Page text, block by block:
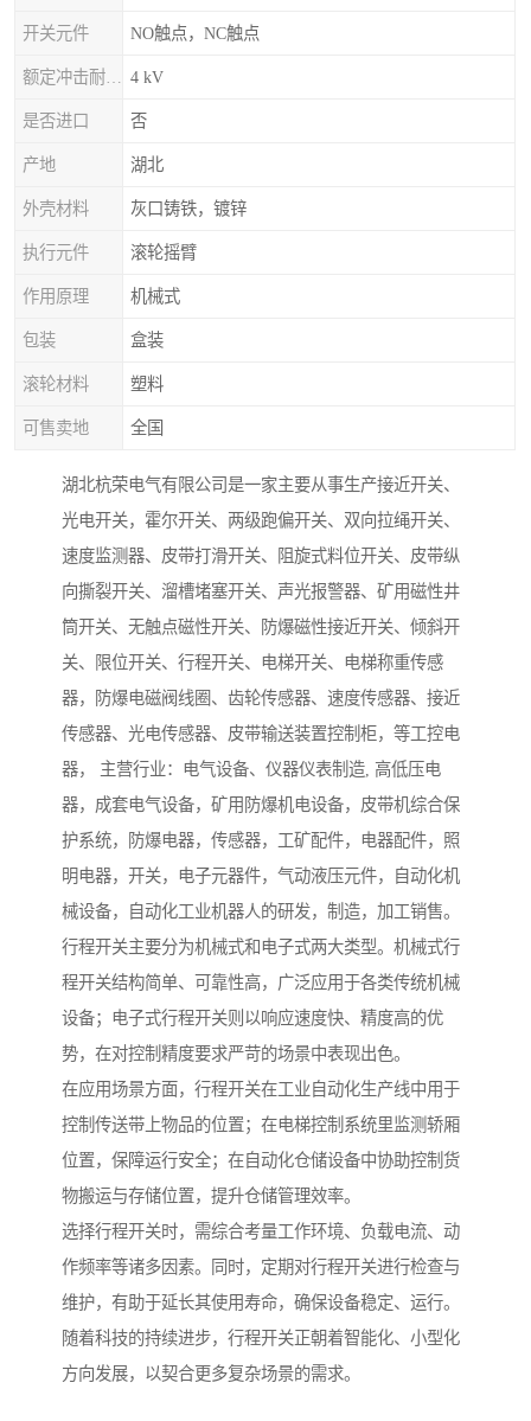
开关元件 NO触点，NC触点
4 kV
是否进口 否
产地 湖北
外壳材料 灰口铸铁，镀锌
执行元件 滚轮摇臂
作用原理 机械式
包装 盒装
滚轮材料 塑料
可售卖地 全国
湖北杭荣电气有限公司是一家主要从事生产接近开关、
光电开关，霍尔开关、两级跑偏开关、双向拉绳开关、
速度监测器、皮带打滑开关、阻旋式料位开关、皮带纵
向撕裂开关、溜槽堵塞开关、声光报警器、矿用磁性井
筒开关、无触点磁性开关、防爆磁性接近开关、倾斜开
关、限位开关、行程开关、电梯开关、电梯称重传感
器，防爆电磁阀线圈、齿轮传感器、速度传感器、接近
传感器、光电传感器、皮带输送装置控制柜，等工控电
器， 主营行业：电气设备、仪器仪表制造, 高低压电
器，成套电气设备，矿用防爆机电设备，皮带机综合保
护系统，防爆电器，传感器，工矿配件，电器配件，照
明电器，开关，电子元器件，气动液压元件，自动化机
械设备，自动化工业机器人的研发，制造，加工销售。
行程开关主要分为机械式和电子式两大类型。机械式行
程开关结构简单、可靠性高，广泛应用于各类传统机械
设备；电子式行程开关则以响应速度快、精度高的优
势，在对控制精度要求严苛的场景中表现出色。
在应用场景方面，行程开关在工业自动化生产线中用于
控制传送带上物品的位置；在电梯控制系统里监测轿厢
位置，保障运行安全；在自动化仓储设备中协助控制货
物搬运与存储位置，提升仓储管理效率。
选择行程开关时，需综合考量工作环境、负载电流、动
作频率等诸多因素。同时，定期对行程开关进行检查与
维护，有助于延长其使用寿命，确保设备稳定、运行。
随着科技的持续进步，行程开关正朝着智能化、小型化
方向发展，以契合更多复杂场景的需求。